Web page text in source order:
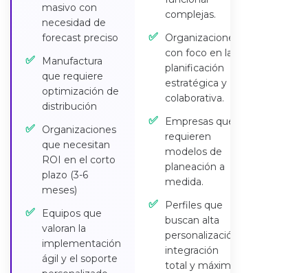
masivo con
necesidad de
forecast preciso
✅
Manufactura
que requiere
optimización de
distribución
✅
Organizaciones
que necesitan
ROI en el corto
plazo (3-6
meses)
✅
Equipos que
valoran la
implementación
ágil y el soporte
complejas.
✅
Organizaciones
con foco en la
planificación
estratégica y
colaborativa.
✅
Empresas que
requieren
modelos de
planeación a
medida.
✅
Perfiles que
buscan alta
personalización,
integración
total y máxima